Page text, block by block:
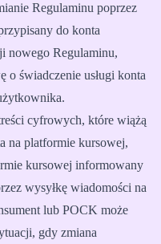
Regulaminu poprzez
do konta
nowego Regulaminu,
świadczenie usługi konta
cyfrowych, które wiążą
na platformie kursowej,
kursowej informowany
wysyłkę wiadomości na
lub POCK może
gdy zmiana